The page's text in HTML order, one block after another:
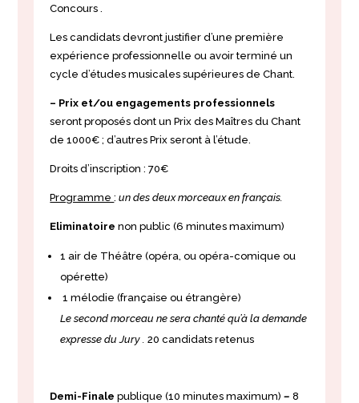
Concours.
Les candidats devront justifier d’une première
expérience professionnelle ou avoir terminé un
cycle d’études musicales supérieures de Chant.
– Prix et/ou engagements professionnels
seront proposés dont un Prix des Maîtres du Chant
de 1000€ ; d’autres Prix seront à l’étude.
Droits d’inscription : 70€
Programme:un des deux morceaux en français.
Eliminatoirenon public (6 minutes maximum)
1 air de Théâtre (opéra, ou opéra-comique ou
opérette)
1 mélodie (française ou étrangère)
Le second morceau ne sera chanté qu’à la demande
expresse du Jury .20 candidats retenus
Demi-Finalepublique (10 minutes maximum)– 8